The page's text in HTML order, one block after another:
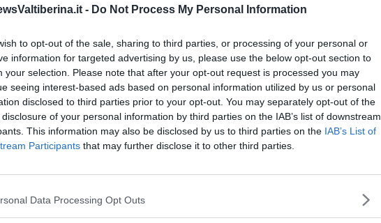
- Do Not Process My Personal Information
to opt-out of the sale, sharing to third parties, or processing of your personal or
information for targeted advertising by us, please use the below opt-out section to
your selection. Please note that after your opt-out request is processed you may
seeing interest-based ads based on personal information utilized by us or personal
disclosed to third parties prior to your opt-out. You may separately opt-out of the
of your personal information by third parties on the IAB’s list of downstream
This information may also be disclosed by us to third parties on the IAB’s List of
Participants that may further disclose it to other third parties.
Data Processing Opt Outs
rimanendo deluso quando scopre che il letterato in procinto di
era uno che aveva scritto un libro di cucina. Roba da dare
ma piegata a occupazioni donnesche. Completano il
Speranza che vigila su tutti, seduta sulla sua sedia a rotelle, le due
si invaghirà, terrorizzandolo, di Artusi) e Ugolina. Poi la servitù, la
Teodoro, il maggiordomo, Parisina, la cuoca, Agatina la
di Teodoro e infine lui, l’Artusi che ci viene così presentato:
In una
può leggere un titolo in inglese. Nell’altra, ha un cesto di vimini,
siano mai visti. In testa ha un cilindro, e addosso una finanziera.
sorriso, di quelli tondi e ben disposti.
Artusi si chiamano Bianchino e Sibillone.
succede a un certo punto?
in scena un bel fuori programma: perché mai, prima di allora, né i